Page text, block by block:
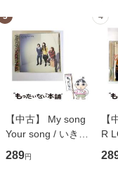
3
【中古】 My song
Your song / いきも
のがかり / [CD]
【メール便送料無
289円
4
【
R
産